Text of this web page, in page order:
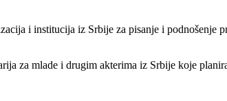
i institucija iz Srbije za pisanje i
za mlade i drugim akterima iz Srbije koje